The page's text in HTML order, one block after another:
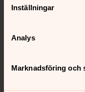
Inställningar
Analys
Marknadsföring och